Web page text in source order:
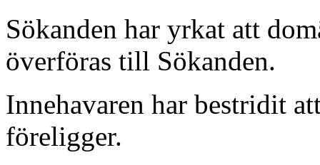
Sökanden har yrkat att
överföras till Sökanden.
Innehavaren har bestridit
föreligger.